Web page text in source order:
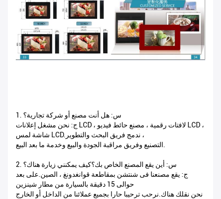
1. س: هل أنت مصنع أو شركة تجارية؟
ج: نحن مشغل إعلانات LCD ، لافتات رقمية ، مصنع حائط فيديو LCD ،
شاشة لمس LCD.ندمج فريق البحث والتطوير ،
التصنيع وفريق مراقبة الجودة والبيع وخدمة ما بعد البيع.
2. س: أين يقع المصنع الخاص بك؟كيف يمكنني زيارة هناك؟
ج: يقع مصنعنا فى شنتشن بمقاطعة قوانغدونغ ، الصين.على بعد
حوالى 15 دقيقة بالسيارة من مطار شينزين
نحن نقلك هناك.نرحب ترحيبا حارا بجميع عملائنا من الداخل أو الخارج